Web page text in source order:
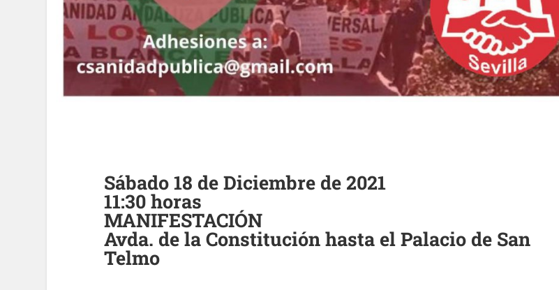
Sábado 18 de Diciembre de 2021
11:30 horas
MANIFESTACIÓN
Avda. de la Constitución hasta el Palacio de San
Telmo